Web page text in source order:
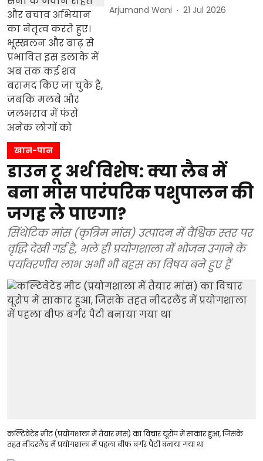
Arjumand Wani 21 Jul 2026
खान-पान
डाउन टू अर्थ विशेष: क्या लैब में
बना मांस पारंपरिक पशुपालन की
जगह ले पाएगा?
सिंथेटिक मांस (कृत्रिम मांस) उत्पादन में वैश्विक स्तर पर
वृद्धि देखी गई है, भले ही प्रयोगशाला में भोजन उगाने के
पर्यावरणीय लाभ अभी भी बहस का विषय बने हुए हैं
कल्टिवेटेड मीट (प्रयोगशाला में तैयार मांस) का विचार यूरोप में साकार हुआ, जिसके
तहत नीदरलैंड में प्रयोगशाला में पहला बीफ बर्गर पैटी बनाया गया था